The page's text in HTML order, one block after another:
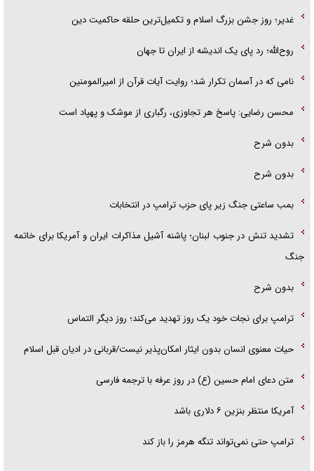
غدیر؛ روز جشن بزرگ اسلام و تکمیل‌ترین حلقه حاکمیت دین
روح‌الله؛ رد پای یک اندیشه از ایران تا جهان
نامی که در آسمان تکرار شد؛ روایت آیات قرآن از امیرالمومنین
محسن رضایی: پاسخ هر تجاوزی، رگباری از موشک و پهپاد است
بدون شرح
بدون شرح
بمب ساعتی جنگ زیر پای حزب ترام‍پ در انتخابات
تشدید تنش در جنوب لبنان؛ پاشنه آشیل مذاکرات ایران و آمریکا برای خاتمه
جنگ
بدون شرح
ترامپ برای نجات خود یک روز تهدید می‌کند؛ روز دیگر التماس
حیات معنوی انسان بدون ایثار امکان‌پذیر نیست/قربانی در ادیان قبل اسلام
متن دعای امام حسین (ع) در روز عرفه با ترجمه فارسی
آمریکا منتظر بنزین ۶ دلاری باشد
ترامپ حتی نمی‌تواند تنگه هرمز را باز کند